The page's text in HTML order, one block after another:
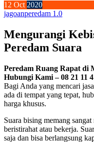
12 Oct2020
jagoanperedam 1.0
Mengurangi
Peredam Suara
Peredam Ruang Rapat di
Hubungi Kami – 08 21 11
Bagi Anda yang mencari
ada di tempat yang tepat,
harga khusus.
Suara bising memang
beristirahat atau bekerja.
saja dan bisa berlangsung